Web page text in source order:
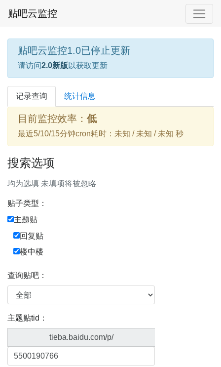
贴吧云监控
贴吧云监控1.0已停止更新
请访问2.0新版 以获取更新
记录查询 统计信息
目前监控效率： 低
最近5/10/15分钟cron耗时：未知 / 未知 / 未知 秒
搜索选项
均为选填 未填项将被忽略
贴子类型：
主题贴
回复贴
楼中楼
查询贴吧：
主题贴tid：
tieba.baidu.com/p/